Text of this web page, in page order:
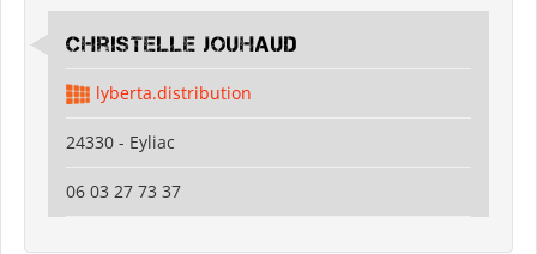
Christelle Jouhaud
lyberta.distribution
24330 - Eyliac
06 03 27 73 37